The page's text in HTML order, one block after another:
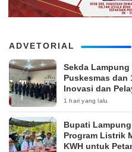
ADVETORIAL
‎Sekda Lampung
Puskesmas dan
Inovasi dan
1 hari yang lalu
Bupati
Program Listrik
KWH untuk